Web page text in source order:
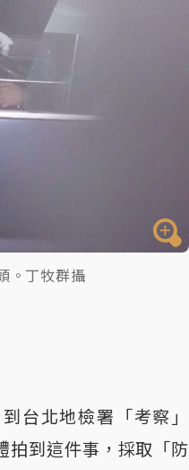
。丁牧群攝
台北地檢署「考察」
拍到這件事，採取「防